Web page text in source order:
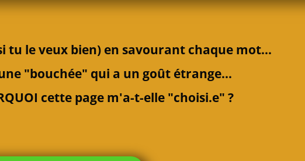
tu le veux bien) en savourant chaque mot...
"bouchée" qui a un goût étrange...
cette page m'a-t-elle "choisi.e" ?